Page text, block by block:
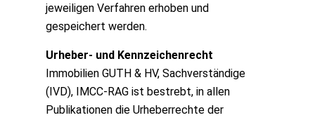
jeweiligen Verfahren erhoben und
gespeichert werden.
Urheber- und Kennzeichenrecht
Immobilien GUTH & HV, Sachverständige
(IVD), IMCC-RAG ist bestrebt, in allen
Publikationen die Urheberrechte der